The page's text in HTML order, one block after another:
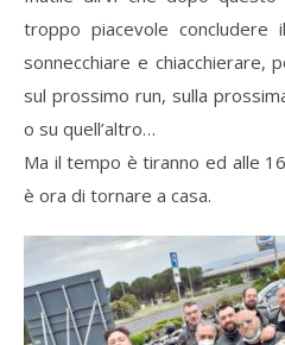
troppo piacevole concludere
sonnecchiare e chiacchierare,
sul prossimo run, sulla
o su quell’altro…
Ma il tempo è tiranno ed alle
è ora di tornare a casa.